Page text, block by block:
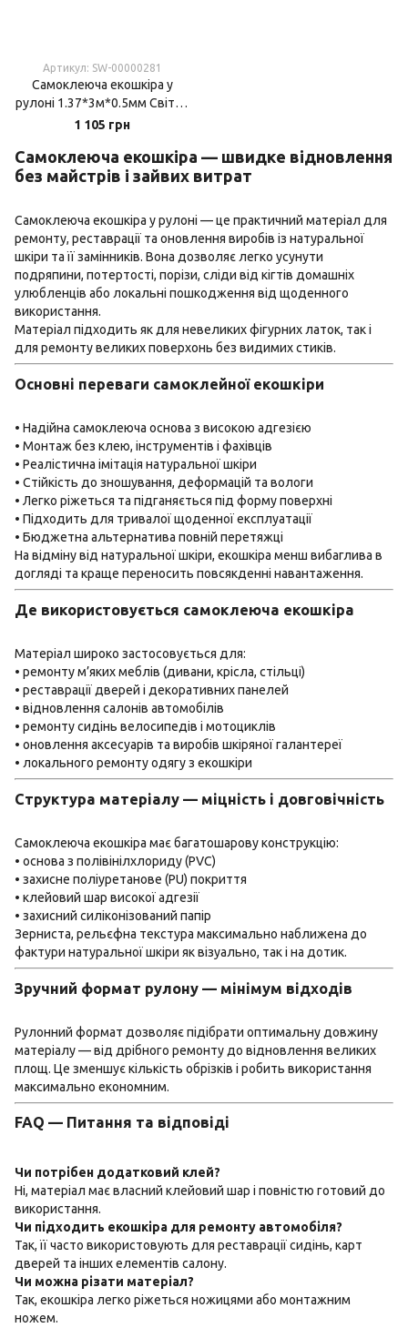
Артикул: SW-00000281
Самоклеюча екошкіра у
рулоні 1.37*3м*0.5мм Світло
бежевий (0281)
1 105 грн
Самоклеюча екошкіра — швидке відновлення
без майстрів і зайвих витрат
Самоклеюча екошкіра у рулоні — це практичний матеріал для
ремонту, реставрації та оновлення виробів із натуральної
шкіри та її замінників. Вона дозволяє легко усунути
подряпини, потертості, порізи, сліди від кігтів домашніх
улюбленців або локальні пошкодження від щоденного
використання.
Матеріал підходить як для невеликих фігурних латок, так і
для ремонту великих поверхонь без видимих стиків.
Основні переваги самоклейної екошкіри
• Надійна самоклеюча основа з високою адгезією
• Монтаж без клею, інструментів і фахівців
• Реалістична імітація натуральної шкіри
• Стійкість до зношування, деформацій та вологи
• Легко ріжеться та підганяється під форму поверхні
• Підходить для тривалої щоденної експлуатації
• Бюджетна альтернатива повній перетяжці
На відміну від натуральної шкіри, екошкіра менш вибаглива в
догляді та краще переносить повсякденні навантаження.
Де використовується самоклеюча екошкіра
Матеріал широко застосовується для:
• ремонту м’яких меблів (дивани, крісла, стільці)
• реставрації дверей і декоративних панелей
• відновлення салонів автомобілів
• ремонту сидінь велосипедів і мотоциклів
• оновлення аксесуарів та виробів шкіряної галантереї
• локального ремонту одягу з екошкіри
Структура матеріалу — міцність і довговічність
Самоклеюча екошкіра має багатошарову конструкцію:
• основа з полівінілхлориду (PVC)
• захисне поліуретанове (PU) покриття
• клейовий шар високої адгезії
• захисний силіконізований папір
Зерниста, рельєфна текстура максимально наближена до
фактури натуральної шкіри як візуально, так і на дотик.
Зручний формат рулону — мінімум відходів
Рулонний формат дозволяє підібрати оптимальну довжину
матеріалу — від дрібного ремонту до відновлення великих
площ. Це зменшує кількість обрізків і робить використання
максимально економним.
FAQ — Питання та відповіді
Чи потрібен додатковий клей?
Ні, матеріал має власний клейовий шар і повністю готовий до
використання.
Чи підходить екошкіра для ремонту автомобіля?
Так, її часто використовують для реставрації сидінь, карт
дверей та інших елементів салону.
Чи можна різати матеріал?
Так, екошкіра легко ріжеться ножицями або монтажним
ножем.